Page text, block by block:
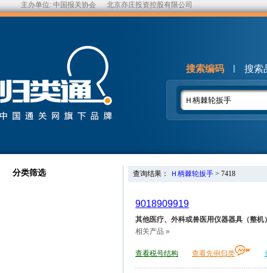
主办单位: 中国报关协会 北京亦庄投资控股有限公司
搜索编码 | 搜索
分类筛选 查询结果： Ｈ柄棘轮扳手 > 7418
9018909919
其他医疗、外科或兽医用仪器器具（整机
相关产品 »
查看税号结构 查看先例归类